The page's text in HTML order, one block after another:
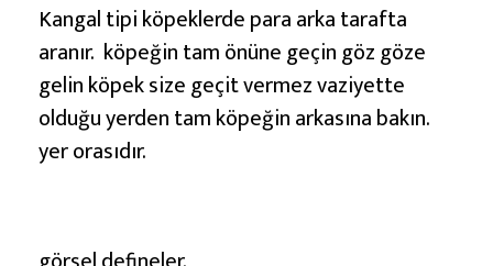
Kangal tipi köpeklerde para arka tarafta
aranır. köpeğin tam önüne geçin göz göze
gelin köpek size geçit vermez vaziyette
olduğu yerden tam köpeğin arkasına bakın.
yer orasıdır.